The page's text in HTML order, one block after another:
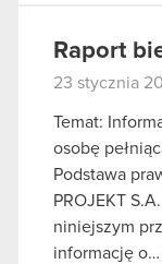
Raport
23 stycznia
Temat:
osobę
Podstawa
PROJEKT
niniejszym
informację o…